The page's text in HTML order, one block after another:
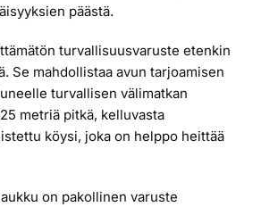
päästä.
turvallisuusvaruste etenkin
Se mahdollistaa avun tarjoamisen
turvallisen välimatkan
metriä pitkä, kelluvasta
köysi, joka on helppo heittää
on pakollinen varuste